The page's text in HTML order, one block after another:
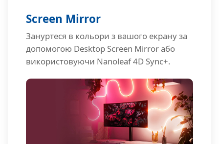
Screen Mirror
Зануртеся в кольори з вашого екрану за
допомогою Desktop Screen Mirror або
використовуючи Nanoleaf 4D Sync+.